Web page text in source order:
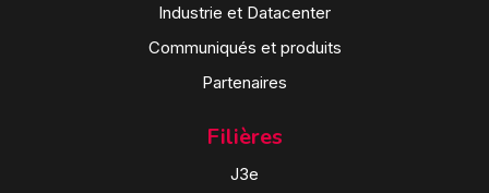
Industrie et Datacenter
Communiqués et produits
Partenaires
Filières
J3e